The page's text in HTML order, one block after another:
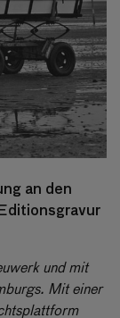
an den
und mit
Mit einer